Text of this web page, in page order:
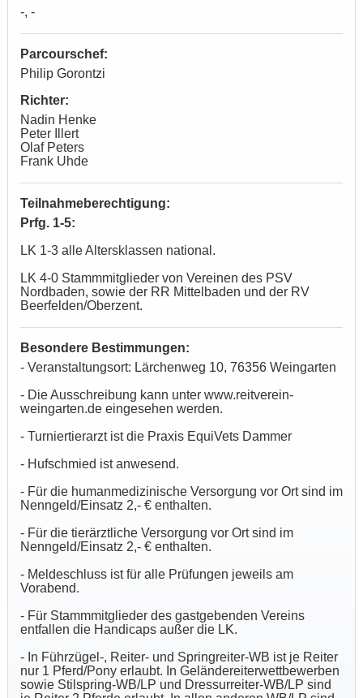
-, -
Parcourschef:
Philip Gorontzi
Richter:
Nadin Henke
Peter Illert
Olaf Peters
Frank Uhde
Teilnahmeberechtigung:
Prfg. 1-5:
LK 1-3 alle Altersklassen national.
LK 4-0 Stammmitglieder von Vereinen des PSV
Nordbaden, sowie der RR Mittelbaden und der RV
Beerfelden/Oberzent.
Besondere Bestimmungen:
- Veranstaltungsort: Lärchenweg 10, 76356 Weingarten
- Die Ausschreibung kann unter www.reitverein-
weingarten.de eingesehen werden.
- Turniertierarzt ist die Praxis EquiVets Dammer
- Hufschmied ist anwesend.
- Für die humanmedizinische Versorgung vor Ort sind im
Nenngeld/Einsatz 2,- € enthalten.
- Für die tierärztliche Versorgung vor Ort sind im
Nenngeld/Einsatz 2,- € enthalten.
- Meldeschluss ist für alle Prüfungen jeweils am
Vorabend.
- Für Stammmitglieder des gastgebenden Vereins
entfallen die Handicaps außer die LK.
- In Führzügel-, Reiter- und Springreiter-WB ist je Reiter
nur 1 Pferd/Pony erlaubt. In Geländereiterwettbewerben
sowie Stilspring-WB/LP und Dressurreiter-WB/LP sind